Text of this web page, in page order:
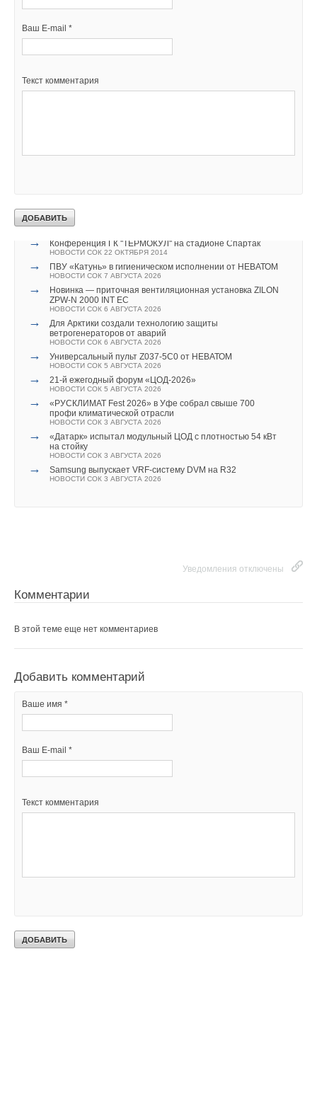
Ваш E-mail *
Текст комментария
возможности изготовления под индивидуальные требования
в эксплуатацию, можно с уверенностью сказать, что
→ Оборудование 'ТЕРМОКУЛ' успешно прошло испытания
НОВОСТИ СОК 16 АПРЕЛЯ 2015
→ Конференция ГК ''ТЕРМОКУЛ'' на стадионе Спартак
НОВОСТИ СОК 22 ОКТЯБРЯ 2014
→ ПВУ «Катунь» в гигиеническом исполнении от НЕВАТОМ
НОВОСТИ СОК 7 АВГУСТА 2026
→
Новинка — приточная вентиляционная установка ZILON
ZPW-N 2000 INT EC
НОВОСТИ СОК 6 АВГУСТА 2026
→
Для Арктики создали технологию защиты
ветрогенераторов от аварий
НОВОСТИ СОК 6 АВГУСТА 2026
→ Универсальный пульт Z037-5C0 от НЕВАТОМ
НОВОСТИ СОК 5 АВГУСТА 2026
→ 21-й ежегодный форум «ЦОД-2026»
НОВОСТИ СОК 5 АВГУСТА 2026
→
«РУСКЛИМАТ Fest 2026» в Уфе собрал свыше 700
профи климатической отрасли
НОВОСТИ СОК 3 АВГУСТА 2026
→
«Датарк» испытал модульный ЦОД с плотностью 54 кВт
на стойку
НОВОСТИ СОК 3 АВГУСТА 2026
→ Samsung выпускает VRF-систему DVM на R32
НОВОСТИ СОК 3 АВГУСТА 2026
Уведомления отключены
Комментарии
В этой теме еще нет комментариев
Добавить комментарий
Ваше имя *
Ваш E-mail *
Текст комментария